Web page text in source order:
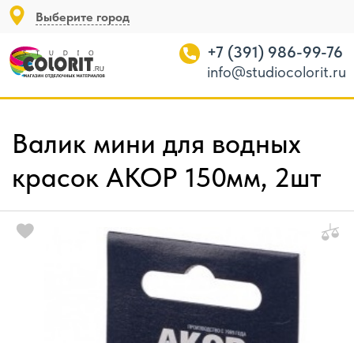
Выберите город
+7 (391) 986-99-76
info@studiocolorit.ru
Валик мини для водных
красок АКОР 150мм, 2шт